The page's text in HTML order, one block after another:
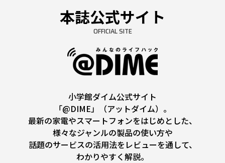
本誌公式サイト
OFFICIAL SITE
小学館ダイム公式サイト
「@DIME」（アットダイム）。
最新の家電やスマートフォンをはじめとした、
様々なジャンルの製品の使い方や
話題のサービスの活用法をレビューを通して、
わかりやすく解説。